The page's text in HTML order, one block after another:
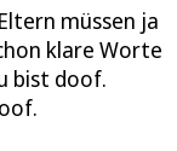
müssen ja
klare Worte
bist doof.